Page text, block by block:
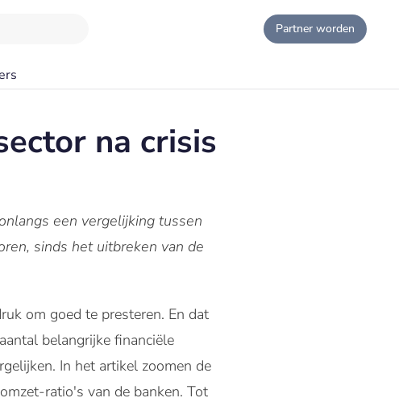
Partner worden
na crisis
een vergelijking tussen
sinds het uitbreken van de
om goed te presteren. En dat
belangrijke financiële
In het artikel zoomen de
ratio's van de banken. Tot